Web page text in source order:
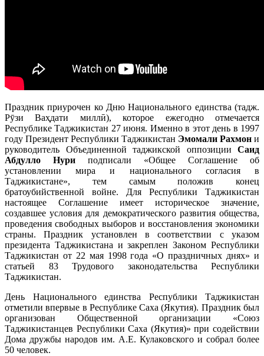
Праздник приурочен ко Дню Национального единства (тадж.
Рӯзи Ваҳдати миллӣ), которое ежегодно отмечается
Республике Таджикистан 27 июня. Именно в этот день в 1997
году Президент Республики Таджикистан Эмомали Рахмон и
руководитель Объединенной таджикской оппозиции Саид
Абдулло Нури подписали «Общее Соглашение об
установлении мира и национального согласия в
Таджикистане», тем самым положив конец
братоубийственной войне. Для Республики Таджикистан
настоящее Соглашение имеет историческое значение,
создавшее условия для демократического развития общества,
проведения свободных выборов и восстановления экономики
страны. Праздник установлен в соответствии с указом
президента Таджикистана и закреплен Законом Республики
Таджикистан от 22 мая 1998 года «О праздничных днях» и
статьей 83 Трудового законодательства Республики
Таджикистан.
День Национального единства Республики Таджикистан
отметили впервые в Республике Саха (Якутия). Праздник был
организован Общественной организации «Союз
Таджикистанцев Республики Саха (Якутия)» при содействии
Дома дружбы народов им. А.Е. Кулаковского и собрал более
50 человек.